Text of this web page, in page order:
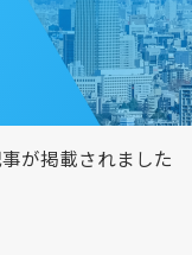
が掲載されました